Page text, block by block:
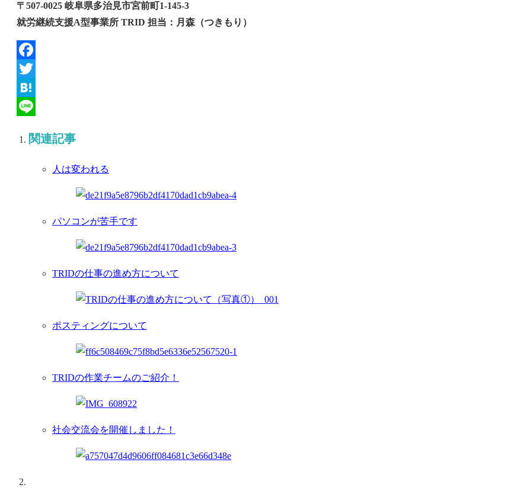
〒507-0025 岐阜県多治見市宮前町1-145-3
就労継続支援A型事業所 TRID 担当：月森（つきもり）
Facebook
Twitter
Hatena
関連記事
人は変われる
パソコンが苦手です
TRIDの仕事の進め方について
ポスティングについて
TRIDの作業チームのご紹介！
社会交流会を開催しました！